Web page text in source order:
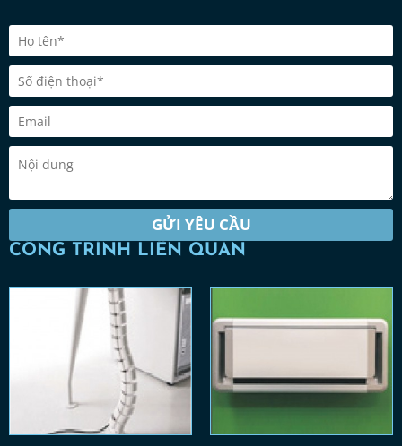
GỬI YÊU CẦU
CÔNG TRÌNH LIÊN QUAN